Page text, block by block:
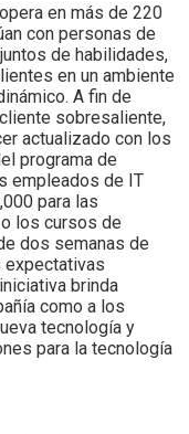
en más de 220
con personas de
de habilidades,
en un ambiente
A fin de
sobresaliente,
actualizado con los
programa de
empleados de IT
para las
los cursos de
dos semanas de
expectativas
brinda
como a los
tecnología y
para la tecnología